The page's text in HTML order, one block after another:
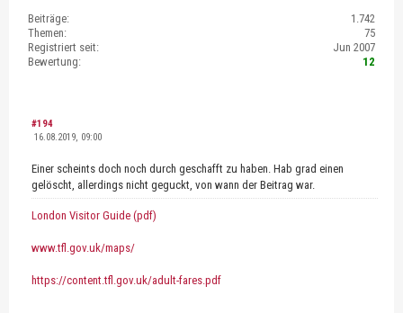
Beiträge:
1.742
Themen:
75
Registriert seit:
Jun 2007
Bewertung:
12
#194
16.08.2019, 09:00
Einer scheints doch noch durch geschafft zu haben. Hab grad einen
gelöscht, allerdings nicht geguckt, von wann der Beitrag war.
London Visitor Guide (pdf)
www.tfl.gov.uk/maps/
https://content.tfl.gov.uk/adult-fares.pdf